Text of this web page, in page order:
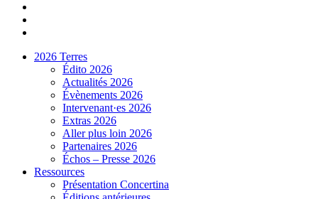
2026 Terres
Édito 2026
Actualités 2026
Évènements 2026
Intervenant·es 2026
Extras 2026
Aller plus loin 2026
Partenaires 2026
Échos – Presse 2026
Ressources
Présentation Concertina